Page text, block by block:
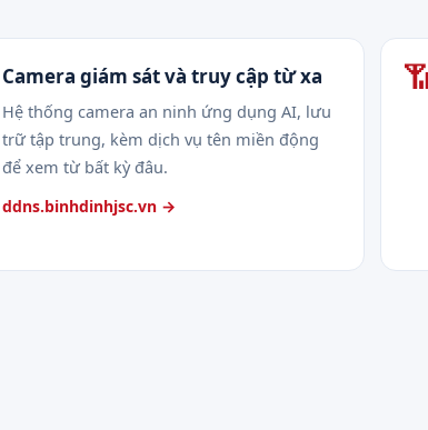
Camera giám sát và truy cập từ xa
Hệ thống camera an ninh ứng dụng AI, lưu
trữ tập trung, kèm dịch vụ tên miền động
để xem từ bất kỳ đâu.
ddns.binhdinhjsc.vn →